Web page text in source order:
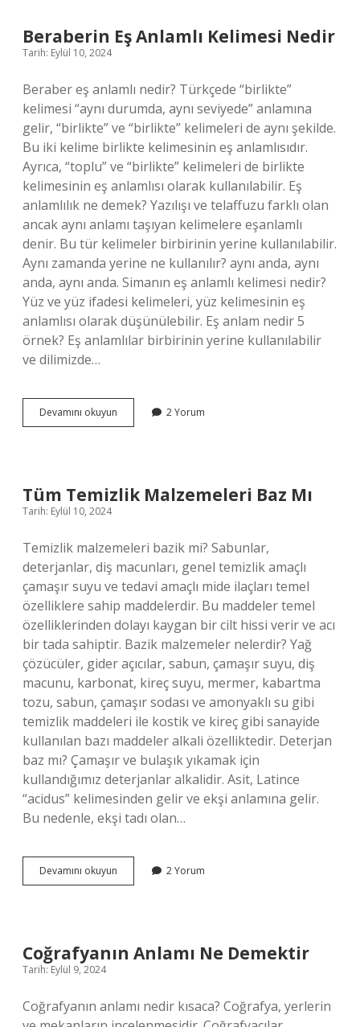
Beraberin Eş Anlamlı Kelimesi Nedir
Tarih: Eylül 10, 2024
Beraber eş anlamlı nedir? Türkçede “birlikte”
kelimesi “aynı durumda, aynı seviyede” anlamına
gelir, “birlikte” ve “birlikte” kelimeleri de aynı şekilde.
Bu iki kelime birlikte kelimesinin eş anlamlısıdır.
Ayrıca, “toplu” ve “birlikte” kelimeleri de birlikte
kelimesinin eş anlamlısı olarak kullanılabilir. Eş
anlamlılık ne demek? Yazılışı ve telaffuzu farklı olan
ancak aynı anlamı taşıyan kelimelere eşanlamlı
denir. Bu tür kelimeler birbirinin yerine kullanılabilir.
Aynı zamanda yerine ne kullanılır? aynı anda, aynı
anda, aynı anda. Simanın eş anlamlı kelimesi nedir?
Yüz ve yüz ifadesi kelimeleri, yüz kelimesinin eş
anlamlısı olarak düşünülebilir. Eş anlam nedir 5
örnek? Eş anlamlılar birbirinin yerine kullanılabilir
ve dilimizde…
Devamını okuyun Beraberin
Eş
2 Yorum
Tüm Temizlik Malzemeleri Baz Mı
Tarih: Eylül 10, 2024
Temizlik malzemeleri bazik mi? Sabunlar,
deterjanlar, diş macunları, genel temizlik amaçlı
çamaşır suyu ve tedavi amaçlı mide ilaçları temel
özelliklere sahip maddelerdir. Bu maddeler temel
özelliklerinden dolayı kaygan bir cilt hissi verir ve acı
bir tada sahiptir. Bazik malzemeler nelerdir? Yağ
çözücüler, gider açıcılar, sabun, çamaşır suyu, diş
macunu, karbonat, kireç suyu, mermer, kabartma
tozu, sabun, çamaşır sodası ve amonyaklı su gibi
temizlik maddeleri ile kostik ve kireç gibi sanayide
kullanılan bazı maddeler alkali özelliktedir. Deterjan
baz mı? Çamaşır ve bulaşık yıkamak için
kullandığımız deterjanlar alkalidir. Asit, Latince
“acidus” kelimesinden gelir ve ekşi anlamına gelir.
Bu nedenle, ekşi tadı olan…
Devamını okuyun
Temizlik
2 Yorum
Coğrafyanın Anlamı Ne Demektir
Tarih: Eylül 9, 2024
Coğrafyanın anlamı nedir kısaca? Coğrafya, yerlerin